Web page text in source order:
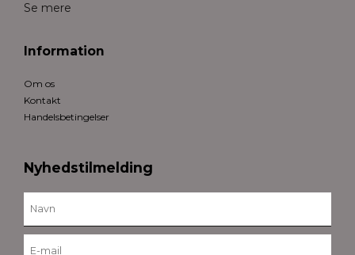
Se mere
Information
Om os
Kontakt
Handelsbetingelser
Nyhedstilmelding